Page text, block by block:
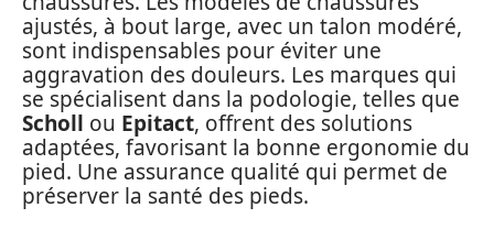
ajustés, à bout large, avec un talon modéré,
sont indispensables pour éviter une
aggravation des douleurs. Les marques qui
se spécialisent dans la podologie, telles que
Scholl ou Epitact, offrent des solutions
adaptées, favorisant la bonne ergonomie du
pied. Une assurance qualité qui permet de
préserver la santé des pieds.